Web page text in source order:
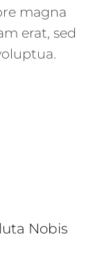
magna
erat, sed
SOLUTA
Nobis